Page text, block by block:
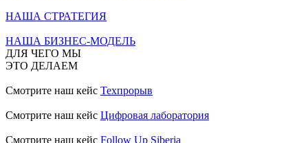
НАША СТРАТЕГИЯ
НАША БИЗНЕС-МОДЕЛЬ
ДЛЯ ЧЕГО МЫ
ЭТО ДЕЛАЕМ
Смотрите наш кейс Техпрорыв
Смотрите наш кейс Цифровая лаборатория
Смотрите наш кейс Follow Up Siberia